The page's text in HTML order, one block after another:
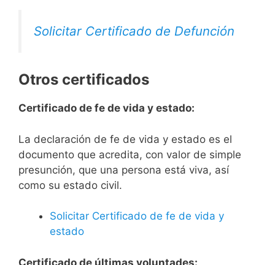
Solicitar Certificado de Defunción
Otros certificados
Certificado de fe de vida y estado:
La declaración de fe de vida y estado es el
documento que acredita, con valor de simple
presunción, que una persona está viva, así
como su estado civil.
Solicitar Certificado de fe de vida y
estado
Certificado de últimas voluntades: